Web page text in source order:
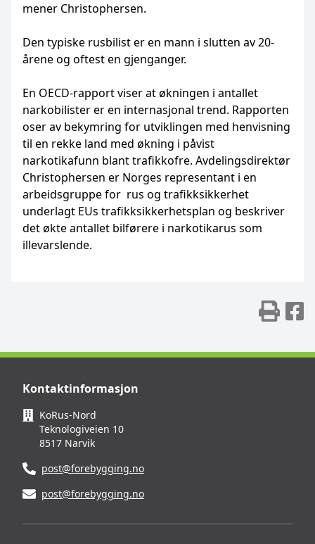
mener Christophersen.
Den typiske rusbilist er en mann i slutten av 20-
årene og oftest en gjenganger.
En OECD-rapport viser at økningen i antallet
narkobilister er en internasjonal trend. Rapporten
oser av bekymring for utviklingen med henvisning
til en rekke land med økning i påvist
narkotikafunn blant trafikkofre. Avdelingsdirektør
Christophersen er Norges representant i en
arbeidsgruppe for rus og trafikksikkerhet
underlagt EUs trafikksikkerhetsplan og beskriver
det økte antallet bilførere i narkotikarus som
illevarslende.
Kontaktinformasjon
KoRus-Nord
Teknologiveien 10
8517 Narvik
post@forebygging.no
post@forebygging.no